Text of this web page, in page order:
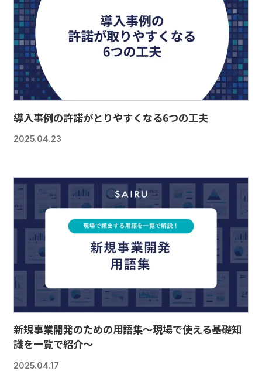
導入事例の許諾がとりやすくなる6つの工夫
2025.04.23
新規事業開発のための用語集～現場で使える基礎知
識を一覧で紹介～
2025.04.17